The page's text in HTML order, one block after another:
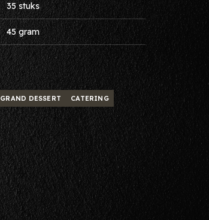
35 stuks
45 gram
GRAND DESSERT
CATERING